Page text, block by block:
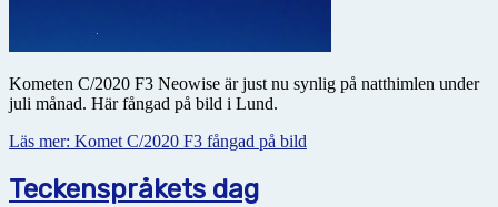
Kometen C/2020 F3 Neowise är just nu synlig på natthimlen under
juli månad. Här fångad på bild i Lund.
Läs mer: Komet C/2020 F3 fångad på bild
Teckenspråkets dag